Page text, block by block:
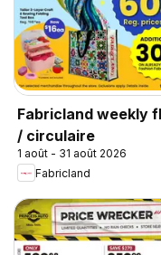
Fabricland weekly
/ circulaire
1 août - 31 août 2026
Fabricland